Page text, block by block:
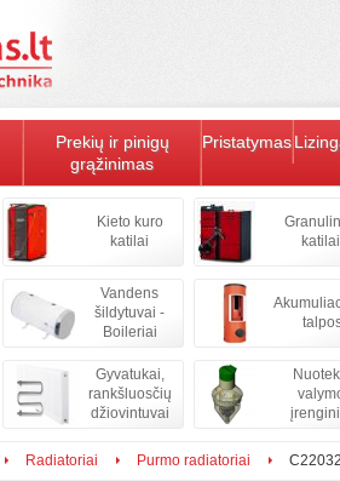
Prekių ir pinigų
grąžinimas
Pristatymas
Kieto kuro
katilai
katilai
Vandens
šildytuvai -
Boileriai
Gyvatukai,
rankšluosčių
džiovintuvai
Radiatoriai Purmo radiatoriai